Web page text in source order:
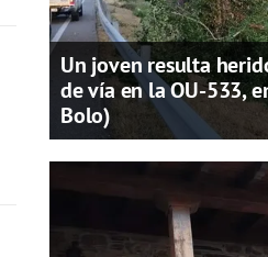
Un joven resulta
de vía en la OU-533,
Bolo)